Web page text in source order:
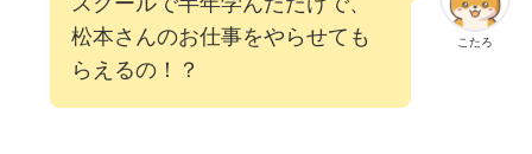
こたろ
松本さんのお仕事をやらせても
らえるの！？